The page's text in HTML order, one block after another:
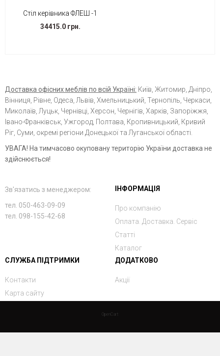
Стіл керівника ФЛЕШ -1
34415.0 грн.
Доставка офісних меблів по всій Україні: Київ, Житомир, Дніпро,
Вінниця, Рівне, Одеса, Львів, Хмельницький, Тернопіль, Черкаси,
Миколаїв, Луцьк, Чернівці, Херсон, Чернігів, Харків, Запоріжжя,
Івано-Франківськ, Ужгород, Полтава, Кропивницький, Кривий
Ріг, Суми, окремі регіони Донецької та Луганської області.
УВАГА! На тимчасово окуповану територію України доставка не
здійснюється!
Зв'язатись з менеджером:
тел. 050-463-09-09
тел. 098-155-42-68
ІНФОРМАЦІЯ
Про компанію
Оплата. Доставка. Сервіс
Статті
Каталог
СЛУЖБА ПІДТРИМКИ
Контакти
Карта сайту
ДОДАТКОВО
Акції
OpenCart